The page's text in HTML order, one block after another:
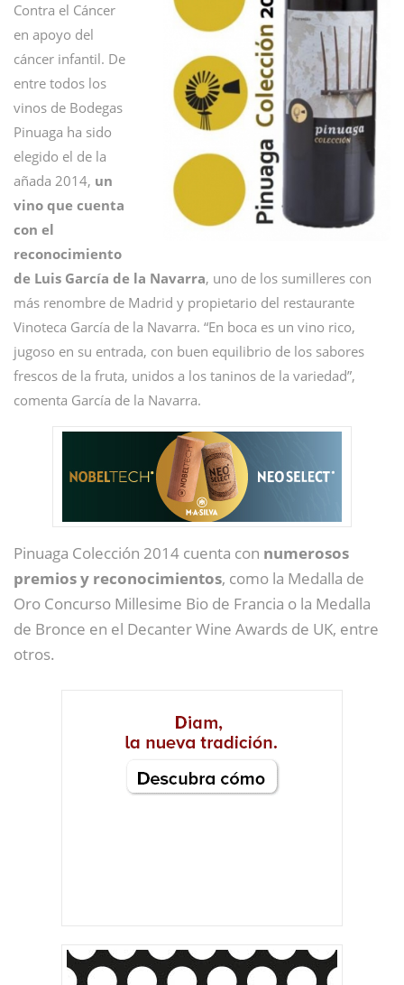
Contra el Cáncer
en apoyo del
cáncer infantil. De
entre todos los
vinos de Bodegas
Pinuaga ha sido
elegido el de la
añada 2014, un
vino que cuenta
con el
reconocimiento
de Luis García de la Navarra, uno de los sumilleres con
más renombre de Madrid y propietario del restaurante
Vinoteca García de la Navarra. “En boca es un vino rico,
jugoso en su entrada, con buen equilibrio de los sabores
frescos de la fruta, unidos a los taninos de la variedad”,
comenta García de la Navarra.
Pinuaga Colección 2014 cuenta con numerosos
premios y reconocimientos, como la Medalla de
Oro Concurso Millesime Bio de Francia o la Medalla
de Bronce en el Decanter Wine Awards de UK, entre
otros.